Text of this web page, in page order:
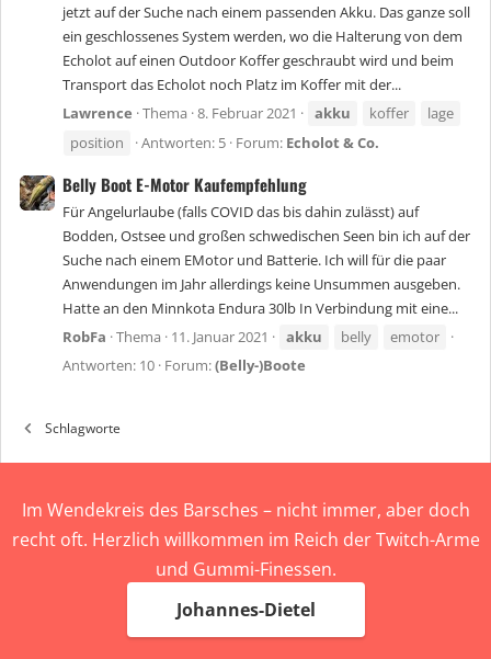
jetzt auf der Suche nach einem passenden Akku. Das ganze soll
ein geschlossenes System werden, wo die Halterung von dem
Echolot auf einen Outdoor Koffer geschraubt wird und beim
Transport das Echolot noch Platz im Koffer mit der...
Lawrence Thema 8. Februar 2021 akku koffer
lage
position
Antworten: 5 Forum: Echolot & Co.
Belly Boot E-Motor Kaufempfehlung
Für Angelurlaube (falls COVID das bis dahin zulässt) auf
Bodden, Ostsee und großen schwedischen Seen bin ich auf der
Suche nach einem EMotor und Batterie. Ich will für die paar
Anwendungen im Jahr allerdings keine Unsummen ausgeben.
Hatte an den Minnkota Endura 30lb In Verbindung mit eine...
RobFa Thema 11. Januar 2021 akku belly
emotor
Antworten: 10 Forum:(Belly-)Boote
Schlagworte
Im Wendekreis des Barsches – nicht immer, aber doch
recht oft. Herzlich willkommen im Reich der Twitch-Arme
und Gummi-Finessen.
Johannes-Dietel